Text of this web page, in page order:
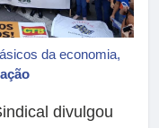
da economia,
divulgou